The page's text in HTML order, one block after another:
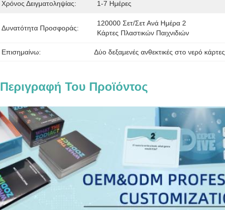
Χρόνος Δειγματοληψίας: 1-7 Ημέρες
Δυνατότητα Προσφοράς:
120000 Σετ/σετ Ανά Ημέρα 2
Κάρτες Πλαστικών Παιχνιδιών
Επισημαίνω: Δύο δεξαμενές ανθεκτικές στο νερό κάρτες
Περιγραφή Του Προϊόντος